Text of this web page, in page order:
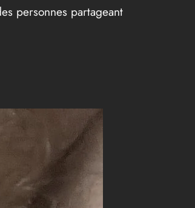
personnes partageant